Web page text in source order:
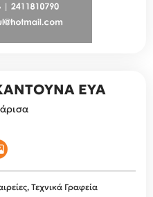
ΕΥΑ
Τεχνικά Γραφεία